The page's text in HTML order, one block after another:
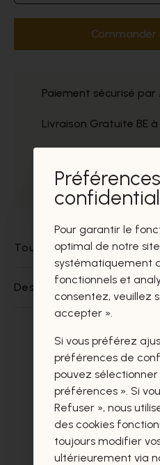
Paiement sécurisé par
Livraison Gratuite BE
Prélèvement gratuit
Tout sur ce produit
Des questions sur ce
Ces produits
Pour garantir le
optimal de notre
systématiquement
fonctionnels et
consentez, veuillez
accepter ».
Si vous préférez
préférences de
pouvez
préférences ». Si
Refuser », nous
des cookies
toujours modifier
ultérieurement via